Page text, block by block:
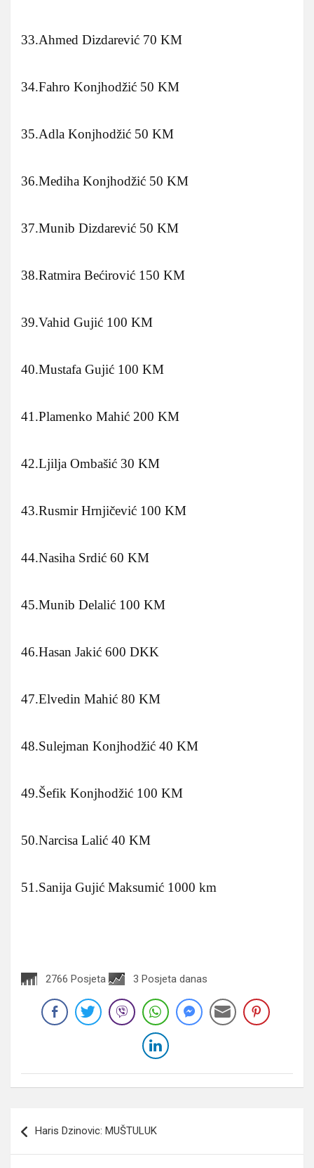
33.Ahmed Dizdarević 70 KM
34.Fahro Konjhodžić 50 KM
35.Adla Konjhodžić 50 KM
36.Mediha Konjhodžić 50 KM
37.Munib Dizdarević 50 KM
38.Ratmira Bećirović 150 KM
39.Vahid Gujić 100 KM
40.Mustafa Gujić 100 KM
41.Plamenko Mahić 200 KM
42.Ljilja Ombašić 30 KM
43.Rusmir Hrnjičević 100 KM
44.Nasiha Srdić 60 KM
45.Munib Delalić 100 KM
46.Hasan Jakić 600 DKK
47.Elvedin Mahić 80 KM
48.Sulejman Konjhodžić 40 KM
49.Šefik Konjhodžić 100 KM
50.Narcisa Lalić 40 KM
51.Sanija Gujić Maksumić 1000 km
2766 Posjeta 3 Posjeta danas
članaka
Haris Dzinovic: MUŠTULUK